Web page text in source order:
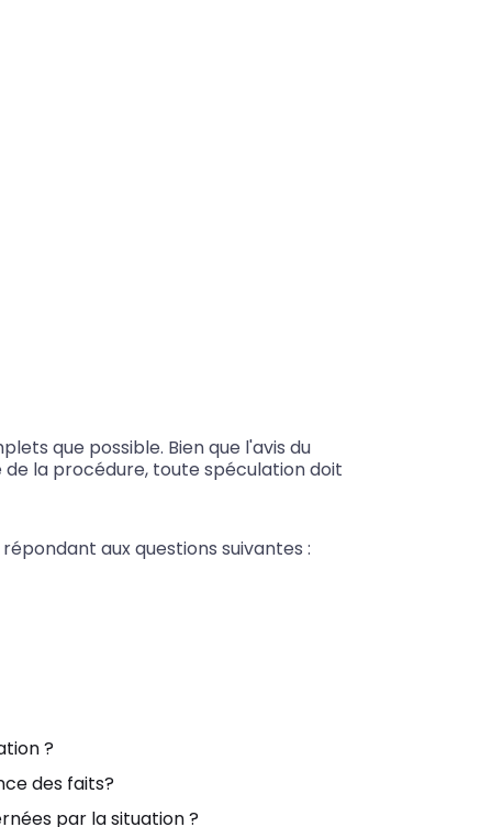
que possible. Bien que l'avis du
la procédure, toute spéculation doit
aux questions suivantes :
?
des faits?
par la situation ?